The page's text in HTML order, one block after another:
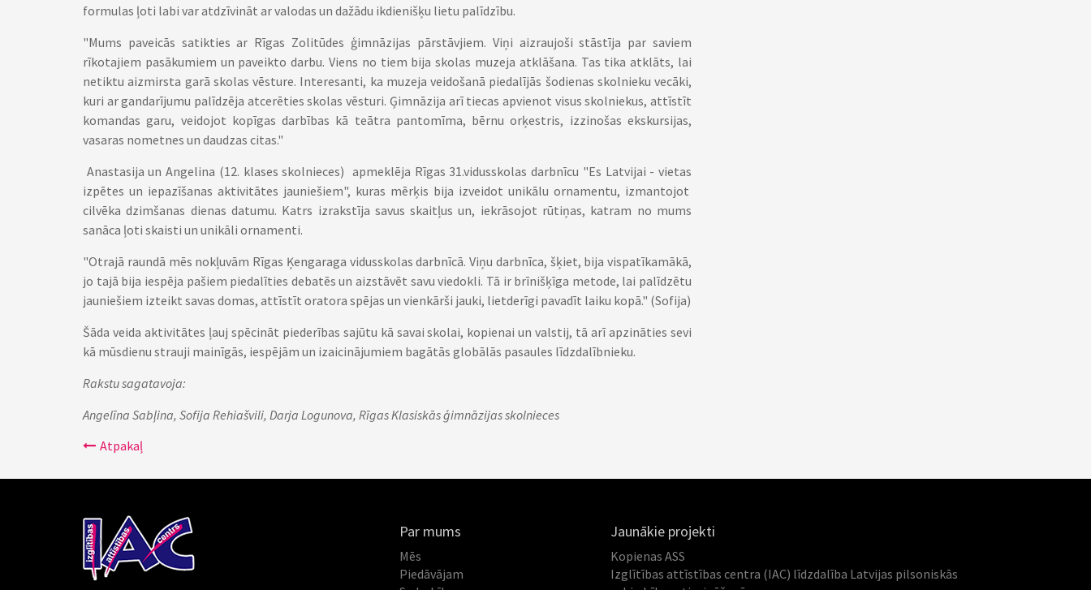
formulas ļoti labi var atdzīvināt ar valodas un dažādu ikdienišķu lietu palīdzību.
"Mums paveicās satikties ar Rīgas Zolitūdes ģimnāzijas pārstāvjiem. Viņi aizraujoši stāstīja par saviem
rīkotajiem pasākumiem un paveikto darbu. Viens no tiem bija skolas muzeja atklāšana. Tas tika atklāts, lai
netiktu aizmirsta garā skolas vēsture. Interesanti, ka muzeja veidošanā piedalījās šodienas skolnieku vecāki,
kuri ar gandarījumu palīdzēja atcerēties skolas vēsturi. Ģimnāzija arī tiecas apvienot visus skolniekus, attīstīt
komandas garu, veidojot kopīgas darbības kā teātra pantomīma, bērnu orķestris, izzinošas ekskursijas,
vasaras nometnes un daudzas citas."
Anastasija un Angelina (12. klases skolnieces) apmeklēja Rīgas 31.vidusskolas darbnīcu "Es Latvijai - vietas
izpētes un iepazīšanas aktivitātes jauniešiem", kuras mērķis bija izveidot unikālu ornamentu, izmantojot
cilvēka dzimšanas dienas datumu. Katrs izrakstīja savus skaitļus un, iekrāsojot rūtiņas, katram no mums
sanāca ļoti skaisti un unikāli ornamenti.
"Otrajā raundā mēs nokļuvām Rīgas Ķengaraga vidusskolas darbnīcā. Viņu darbnīca, šķiet, bija vispatīkamākā,
jo tajā bija iespēja pašiem piedalīties debatēs un aizstāvēt savu viedokli. Tā ir brīnišķīga metode, lai palīdzētu
jauniešiem izteikt savas domas, attīstīt oratora spējas un vienkārši jauki, lietderīgi pavadīt laiku kopā." (Sofija)
Šāda veida aktivitātes ļauj spēcināt piederības sajūtu kā savai skolai, kopienai un valstij, tā arī apzināties sevi
kā mūsdienu strauji mainīgās, iespējām un izaicinājumiem bagātās globālās pasaules līdzdalībnieku.
Rakstu sagatavoja:
Angelīna Sabļina, Sofija Rehiašvili, Darja Logunova, Rīgas Klasiskās ģimnāzijas skolnieces
Atpakaļ
Par mums
Mēs
Piedāvājam
Jaunākie projekti
Kopienas ASS
Izglītības attīstības centra (IAC) līdzdalība Latvijas pilsoniskās